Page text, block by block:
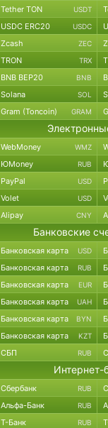
Tether TON USDT
USDC ERC20 USDC
Zcash ZEC
TRON TRX
BNB BEP20 BNB
Solana SOL
Gram (Toncoin) GRAM
WebMoney WMZ
ЮMoney RUB
PayPal USD
Volet USD
Alipay CNY
Банковские
Банковская карта USD
Банковская карта RUB
Банковская карта EUR
Банковская карта UAH
Банковская карта BYN
Банковская карта KZT
СБП RUB
Интернет-
Сбербанк RUB
Альфа-Банк RUB
Т-Банк RUB